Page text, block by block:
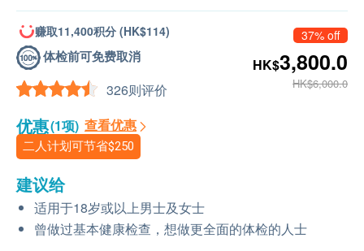
赚取11,400积分 (HK$114)
体检前可免费取消
326则评价
37% off
HK$3,800.0
HK$6,000.0
优惠(1项) 查看优惠
二人计划可节省$250
建议给
适用于18岁或以上男士及女士
曾做过基本健康检查，想做更全面的体检的人士